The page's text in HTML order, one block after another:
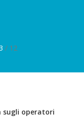
/ 12
sugli operatori